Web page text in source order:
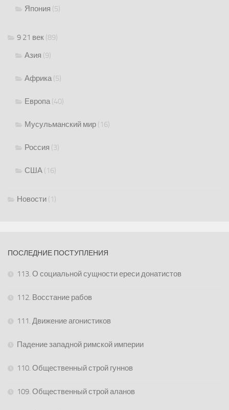
Япония (5)
9 21 век (89)
Азия (9)
Африка(5)
Европа(40)
Мусульманский мир (16)
Россия (3)
США (16)
Новости (1)
ПОСЛЕДНИЕ ПОСТУПЛЕНИЯ
113. О социальной сущности ереси донатистов
112. Восстание рабов
111. Движение агонистиков
Падение западной римской империи
110. Общественный строй гуннов
109. Общественный строй аланов